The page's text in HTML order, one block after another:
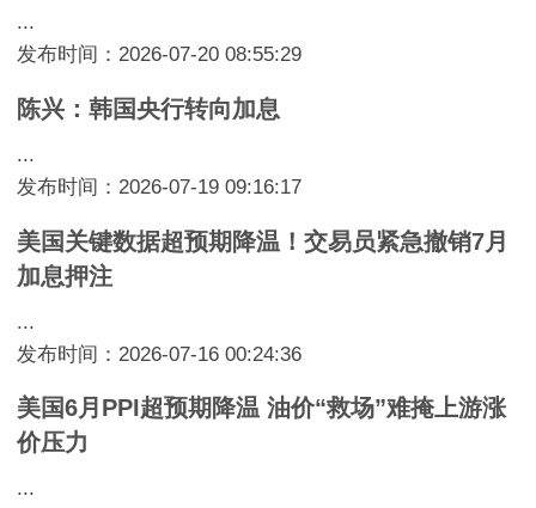
...
发布时间：2026-07-20 08:55:29
陈兴：韩国央行转向加息
...
发布时间：2026-07-19 09:16:17
美国关键数据超预期降温！交易员紧急撤销7月
加息押注
...
发布时间：2026-07-16 00:24:36
美国6月PPI超预期降温 油价“救场”难掩上游涨
价压力
...